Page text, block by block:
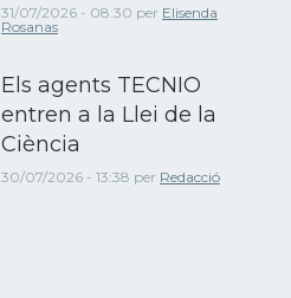
31/07/2026 - 08:30 per Elisenda
Rosanas
Els agents TECNIO
entren a la Llei de la
Ciència
30/07/2026 - 13:38 per Redacció